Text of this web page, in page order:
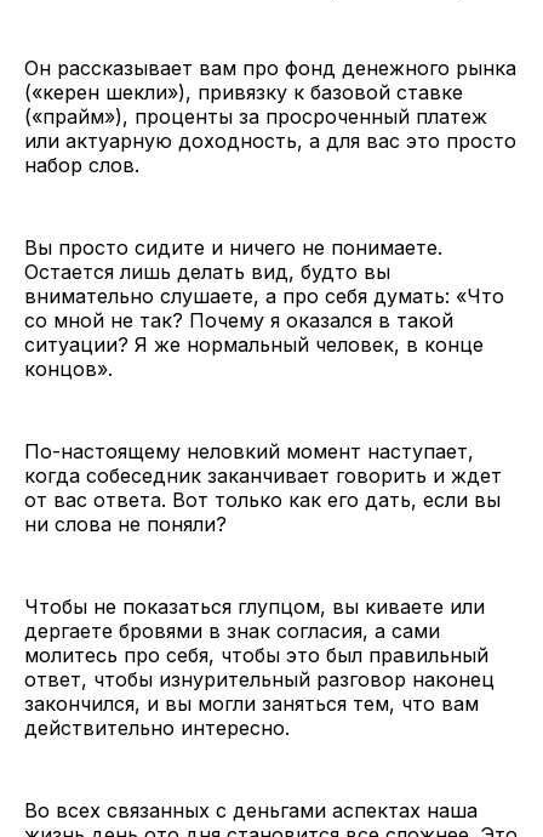
Он рассказывает вам про фонд денежного рынка
(«керен шекли»), привязку к базовой ставке
(«прайм»), проценты за просроченный платеж
или актуарную доходность, а для вас это просто
набор слов.
Вы просто сидите и ничего не понимаете.
Остается лишь делать вид, будто вы
внимательно слушаете, а про себя думать: «Что
со мной не так? Почему я оказался в такой
ситуации? Я же нормальный человек, в конце
концов».
По-настоящему неловкий момент наступает,
когда собеседник заканчивает говорить и ждет
от вас ответа. Вот только как его дать, если вы
ни слова не поняли?
Чтобы не показаться глупцом, вы киваете или
дергаете бровями в знак согласия, а сами
молитесь про себя, чтобы это был правильный
ответ, чтобы изнурительный разговор наконец
закончился, и вы могли заняться тем, что вам
действительно интересно.
Во всех связанных с деньгами аспектах наша